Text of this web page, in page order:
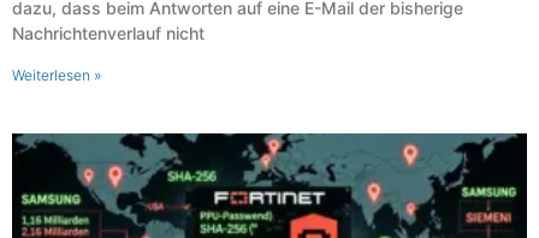
dazu, dass beim Antworten auf eine E-Mail der bisherige
Nachrichtenverlauf nicht
Weiterlesen »